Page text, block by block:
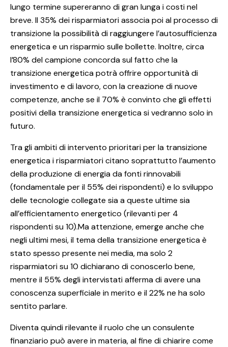
lungo termine supereranno di gran lunga i costi nel
breve. Il 35% dei risparmiatori associa poi al processo di
transizione la possibilità di raggiungere l’autosufficienza
energetica e un risparmio sulle bollette. Inoltre, circa
l’80% del campione concorda sul fatto che la
transizione energetica potrà offrire opportunità di
investimento e di lavoro, con la creazione di nuove
competenze, anche se il 70% è convinto che gli effetti
positivi della transizione energetica si vedranno solo in
futuro.
Tra gli ambiti di intervento prioritari per la transizione
energetica i risparmiatori citano soprattutto l’aumento
della produzione di energia da fonti rinnovabili
(fondamentale per il 55% dei rispondenti) e lo sviluppo
delle tecnologie collegate sia a queste ultime sia
all’efficientamento energetico (rilevanti per 4
rispondenti su 10).Ma attenzione, emerge anche che
negli ultimi mesi, il tema della transizione energetica è
stato spesso presente nei media, ma solo 2
risparmiatori su 10 dichiarano di conoscerlo bene,
mentre il 55% degli intervistati afferma di avere una
conoscenza superficiale in merito e il 22% ne ha solo
sentito parlare.
Diventa quindi rilevante il ruolo che un consulente
finanziario può avere in materia, al fine di chiarire come